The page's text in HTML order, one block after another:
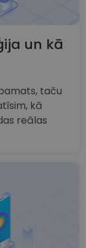
un kā
taču
kā
reālas